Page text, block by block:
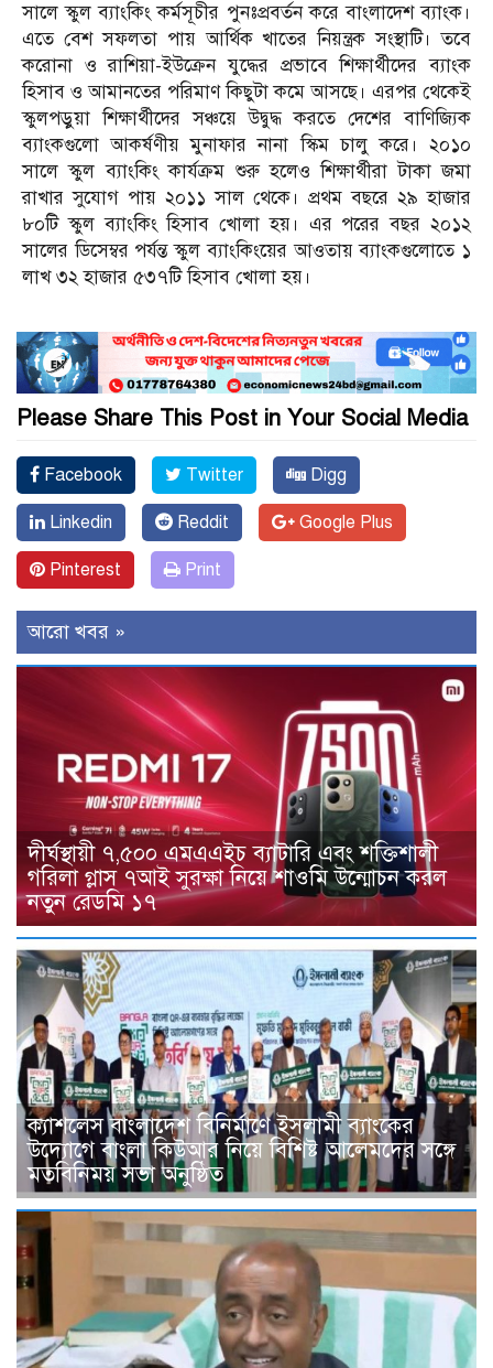
সালে স্কুল ব্যাংকিং কর্মসূচীর পুনঃপ্রবর্তন করে বাংলাদেশ ব্যাংক।
এতে বেশ সফলতা পায় আর্থিক খাতের নিয়ন্ত্রক সংস্থাটি। তবে
করোনা ও রাশিয়া-ইউক্রেন যুদ্ধের প্রভাবে শিক্ষার্থীদের ব্যাংক
হিসাব ও আমানতের পরিমাণ কিছুটা কমে আসছে। এরপর থেকেই
স্কুলপড়ুয়া শিক্ষার্থীদের সঞ্চয়ে উদ্বুদ্ধ করতে দেশের বাণিজ্যিক
ব্যাংকগুলো আকর্ষণীয় মুনাফার নানা স্কিম চালু করে। ২০১০
সালে স্কুল ব্যাংকিং কার্যক্রম শুরু হলেও শিক্ষার্থীরা টাকা জমা
রাখার সুযোগ পায় ২০১১ সাল থেকে। প্রথম বছরে ২৯ হাজার
৮০টি স্কুল ব্যাংকিং হিসাব খোলা হয়। এর পরের বছর ২০১২
সালের ডিসেম্বর পর্যন্ত স্কুল ব্যাংকিংয়ের আওতায় ব্যাংকগুলোতে ১
লাখ ৩২ হাজার ৫৩৭টি হিসাব খোলা হয়।
Please Share This Post in Your Social Media
Facebook Twitter Digg
Linkedin Reddit Google Plus
Pinterest Print
আরো খবর »
দীর্ঘস্থায়ী ৭,৫০০ এমএএইচ ব্যাটারি এবং শক্তিশালী
গরিলা গ্লাস ৭আই সুরক্ষা নিয়ে শাওমি উন্মোচন করল
নতুন রেডমি ১৭
ক্যাশলেস বাংলাদেশ বিনির্মাণে ইসলামী ব্যাংকের
উদ্যোগে বাংলা কিউআর নিয়ে বিশিষ্ট আলেমদের সঙ্গে
মতবিনিময় সভা অনুষ্ঠিত